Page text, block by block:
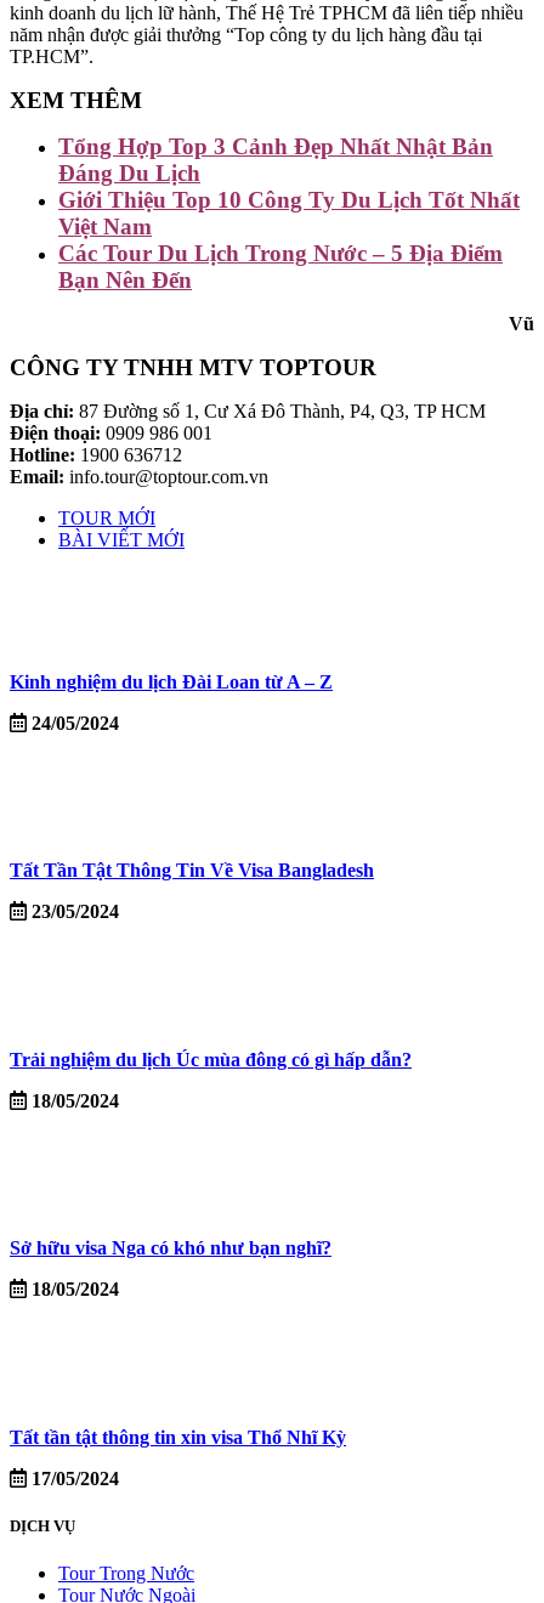
kinh doanh du lịch lữ hành, Thế Hệ Trẻ TPHCM đã liên tiếp nhiều
năm nhận được giải thưởng “Top công ty du lịch hàng đầu tại
TP.HCM”.
XEM THÊM
Tổng Hợp Top 3 Cảnh Đẹp Nhất Nhật Bản
Đáng Du Lịch
Giới Thiệu Top 10 Công Ty Du Lịch Tốt Nhất
Việt Nam
Các Tour Du Lịch Trong Nước – 5 Địa Điểm
Bạn Nên Đến
Vũ
CÔNG TY TNHH MTV TOPTOUR
Địa chỉ: 87 Đường số 1, Cư Xá Đô Thành, P4, Q3, TP HCM
Điện thoại: 0909 986 001
Hotline: 1900 636712
Email: info.tour@toptour.com.vn
TOUR MỚI
BÀI VIẾT MỚI
Kinh nghiệm du lịch Đài Loan từ A – Z
24/05/2024
Tất Tần Tật Thông Tin Về Visa Bangladesh
23/05/2024
Trải nghiệm du lịch Úc mùa đông có gì hấp dẫn?
18/05/2024
Sở hữu visa Nga có khó như bạn nghĩ?
18/05/2024
Tất tần tật thông tin xin visa Thổ Nhĩ Kỳ
17/05/2024
DỊCH VỤ
Tour Trong Nước
Tour Nước Ngoài